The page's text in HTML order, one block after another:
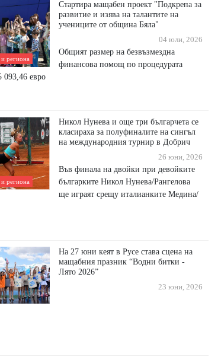
региона
Стартира мащабен проект "Подкрепа за
развитие и изява на талантите на
учениците от община Бяла"
04 юли, 2026
Общият размер на безвъзмездна
финансова помощ по процедурата
093,46 евро
региона
Никол Нунева и още три българчета се
класираха за полуфиналите на сингъл
на международния турнир в Добрич
26 юни, 2026
Във финала на двойки при девойките
българките Никол Нунева/Рангелова
ще играят срещу италианките Медина/
На 27 юни кеят в Русе става сцена на
мащабния празник “Водни битки -
Лято 2026”
23 юни, 2026